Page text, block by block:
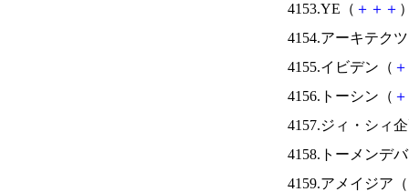
4153.YE（ ＋ ＋ ＋
4154.アーキテク
4155.イビデン（ ＋
4156.トーシン（ ＋
4157.ジィ・シィ
4158.トーメンデ
4159.アメイジア（